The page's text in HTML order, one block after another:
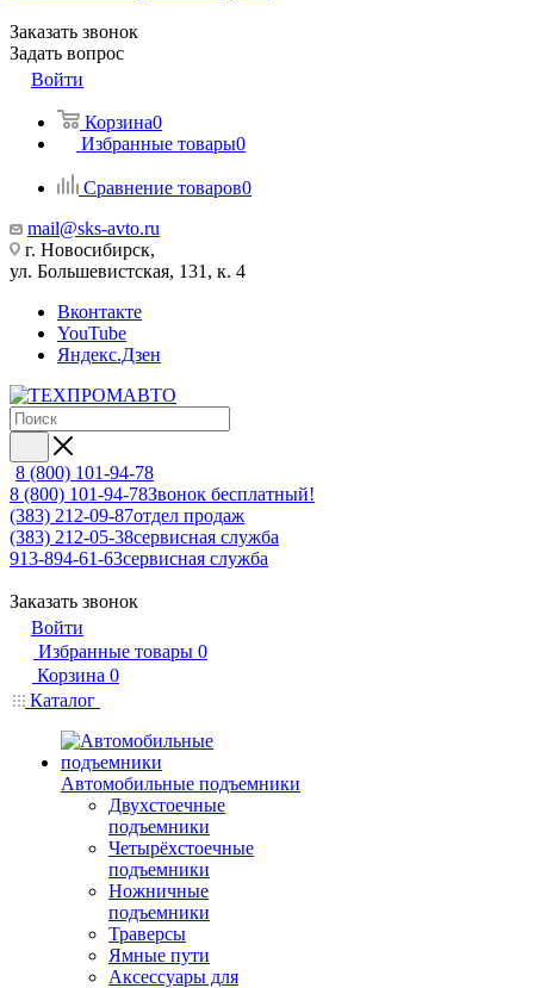
Заказать звонок
Задать вопрос
Войти
Корзина0
Избранные товары0
Сравнение товаров0
mail@sks-avto.ru
г. Новосибирск,
ул. Большевистская, 131, к. 4
Вконтакте
YouTube
Яндекс.Дзен
8 (800) 101-94-78
8 (800) 101-94-78Звонок бесплатный!
(383) 212-09-87отдел продаж
(383) 212-05-38сервисная служба
913-894-61-63сервисная служба
Заказать звонок
Войти
Избранные товары 0
Корзина 0
Каталог
Автомобильные подъемники
Двухстоечные
подъемники
Четырёхстоечные
подъемники
Ножничные
подъемники
Траверсы
Ямные пути
Аксессуары для